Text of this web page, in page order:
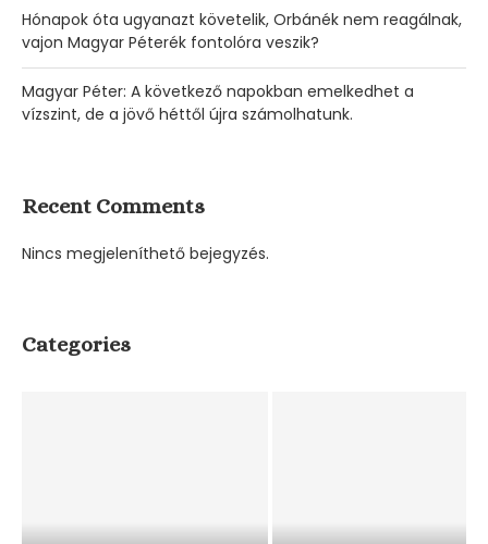
tó iszapjában...
Hónapok óta ugyanazt követelik, Orbánék nem reagálnak,
vajon Magyar Péterék fontolóra veszik?
Magyar Péter: A következő napokban emelkedhet a
vízszint, de a jövő héttől újra számolhatunk.
Recent Comments
Nincs megjeleníthető bejegyzés.
Categories